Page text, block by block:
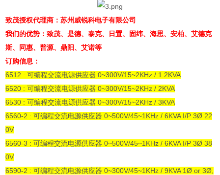
致茂授权代理商：苏州威锐科电子有限公司
我们的优势：致茂、是德、泰克、日置、固纬、海思、安柏、艾德克
斯、同惠、普源、鼎阳、艾诺等
订购信息：
6512 : 可编程交流电源供应器 0~300V/15~2KHz / 1.2KVA
6520 : 可编程交流电源供应器 0~300V/15~2KHz / 2KVA
6530 : 可编程交流电源供应器 0~300V/15~2KHz / 3KVA
6560-2 : 可编程交流电源供应器 0~500V/45~1KHz / 6KVA I/P 3Ø 22
0V
6560-3 : 可编程交流电源供应器 0~500V/45~1KHz / 6KVA I/P 3Ø 38
0V
6590-2 : 可编程交流电源供应器 0~300V/45~1KHz / 9KVA 1Ø or 3Ø,